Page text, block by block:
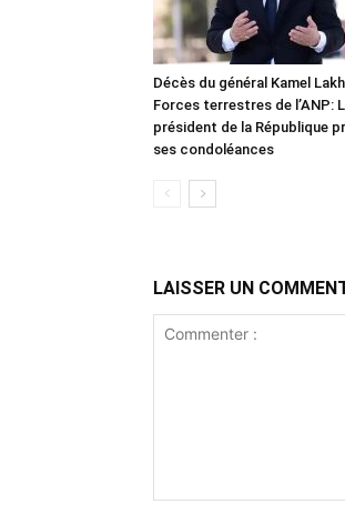
Décès du général Kamel
Forces terrestres de l’ANP:
président de la République
ses condoléances
LAISSER UN